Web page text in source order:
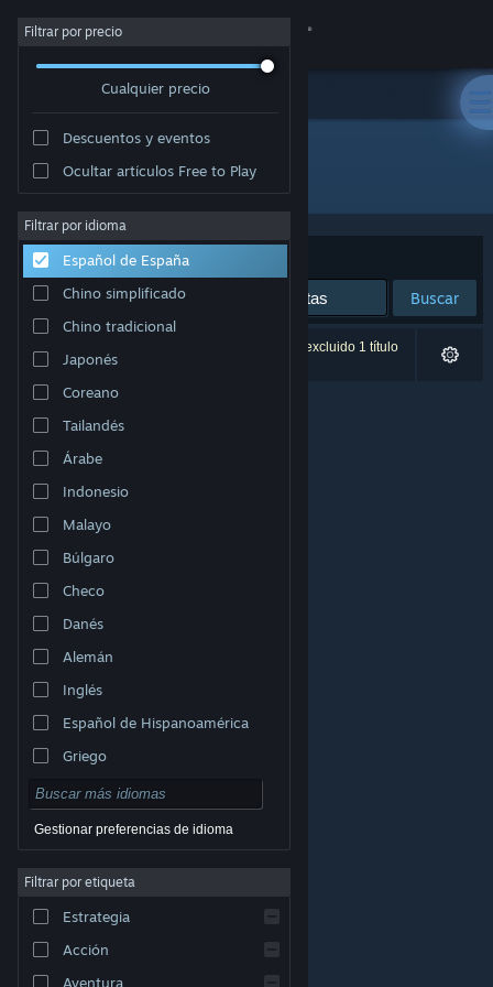
Iniciar sesión
Acerca de
Soporte
Cambiar idioma
Descargar Steam Mobile
Ver versión clásica
© Valve Corporation. Todos los derechos reservados.
respectivos dueños en EE. UU. y otros países.
Acuerdo de Suscriptor a Steam
Cookies
Filtrar por precio
Cualquier precio
Descuentos y eventos
Ocultar artículos Free to Play
Filtrar por idioma
Español de España
Chino simplificado
Chino tradicional
Japonés
Coreano
Tailandés
Árabe
Indonesio
Malayo
Búlgaro
Checo
Danés
Alemán
Inglés
Español de Hispanoamérica
Griego
Gestionar preferencias de idioma
Filtrar por etiqueta
Estrategia
Acción
Aventura
Desarrollador: minituna
Ordenar por Relevancia
Buscar
0 resultados coinciden con la búsqueda. Se ha excluido 1 título
basándose en tus preferencias.